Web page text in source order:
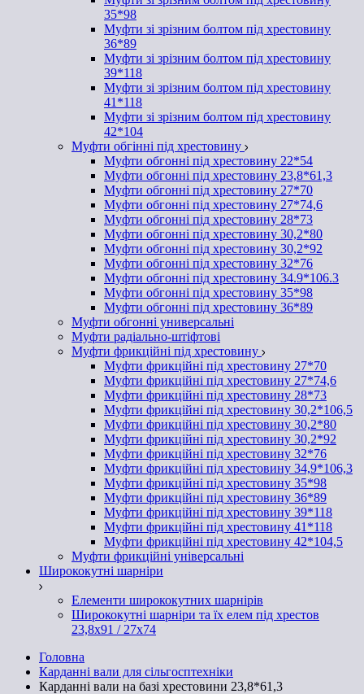
35*98
Муфти зі зрізним болтом під хрестовину
36*89
Муфти зі зрізним болтом під хрестовину
39*118
Муфти зі зрізним болтом під хрестовину
41*118
Муфти зі зрізним болтом під хрестовину
42*104
Муфти обгінні під хрестовину
Муфти обгонні під хрестовину 22*54
Муфти обгонні під хрестовину 23,8*61,3
Муфти обгонні під хрестовину 27*70
Муфти обгонні під хрестовину 27*74,6
Муфти обгонні під хрестовину 28*73
Муфти обгонні під хрестовину 30,2*80
Муфти обгонні під хрестовину 30,2*92
Муфти обгонні під хрестовину 32*76
Муфти обгонні під хрестовину 34.9*106.3
Муфти обгонні під хрестовину 35*98
Муфти обгонні під хрестовину 36*89
Муфти обгонні универсальні
Муфти радіально-штіфтові
Муфти фрикційні під хрестовину
Муфти фрикційні під хрестовину 27*70
Муфти фрикційні під хрестовину 27*74,6
Муфти фрикційні під хрестовину 28*73
Муфти фрикційні під хрестовину 30,2*106,5
Муфти фрикційні під хрестовину 30,2*80
Муфти фрикційні під хрестовину 30,2*92
Муфти фрикційні під хрестовину 32*76
Муфти фрикційні під хрестовину 34,9*106,3
Муфти фрикційні під хрестовину 35*98
Муфти фрикційні під хрестовину 36*89
Муфти фрикційні під хрестовину 39*118
Муфти фрикційні під хрестовину 41*118
Муфти фрикційні під хрестовину 42*104,5
Муфти фрикційні універсальні
Ширококутні шарніри
Елементи ширококутних шарнірів
Ширококутні шарніри та їх елем під хрестов
23,8х91 / 27x74
Головна
Карданні вали для сільгосптехніки
Карданні вали на базі хрестовини 23,8*61,3